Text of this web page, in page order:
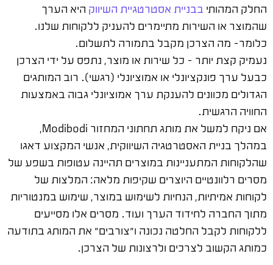
החלק המהותי בבניית אסטרטגיית השיווק היא הערך
שהמוצר או השירות מתיימרים להעניק ללקוחות שלנו.
כלומר- מה הצרכן מקבל בתמורה לתשלום.
נעמיק קצת יותר – כל שירות או מוצר, נתפס על ידי הצרכן
כבעל ערך פונקציונלי או אמוציונלי (רגשי). רוב המותגים
הגדולים מכוונים להענקת ערך אמוציונלי גבוה באמצעות
החוויה הרגשית.
אם ניקח למשל את מותג תחתוני המחזור Modibodi,
במהלך בניית האסטרטגיה השיווקית, אנשי המקצוע דאגו
שהלקוחות המתעניינות במוצרים תהיינה עטופות בשפע של
מסרים רלוונטיים היוצרים שקיפות מלאה: המלצות של
לקוחות אמיתיות, הנחיות לשימוש במוצר, שימוש במנטוריות
מתוך החברה לחידוד הערך ועוד. מסרים אלו מסייעים
ללקוחות לקבל החלטה נכונה ו"צורבים" את המותג בתודעה
כמותג הקשוב לצרכים ולרצונות של הצרכן.